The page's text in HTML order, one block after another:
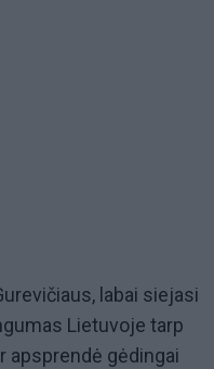
labai siejasi
Lietuvoje tarp
apsprendė gėdingai